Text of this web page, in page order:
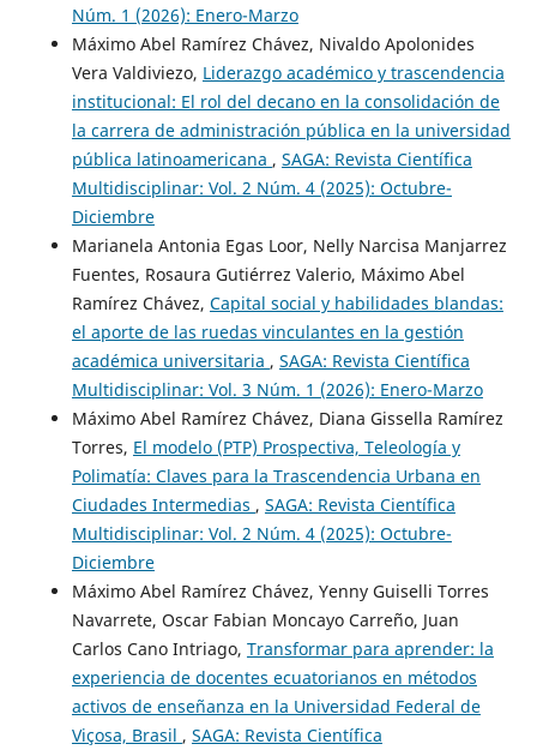
Núm. 1 (2026): Enero-Marzo
Máximo Abel Ramírez Chávez, Nivaldo Apolonides
Vera Valdiviezo, Liderazgo académico y trascendencia
institucional: El rol del decano en la consolidación de
la carrera de administración pública en la universidad
pública latinoamericana , SAGA: Revista Científica
Multidisciplinar: Vol. 2 Núm. 4 (2025): Octubre-
Diciembre
Marianela Antonia Egas Loor, Nelly Narcisa Manjarrez
Fuentes, Rosaura Gutiérrez Valerio, Máximo Abel
Ramírez Chávez, Capital social y habilidades blandas:
el aporte de las ruedas vinculantes en la gestión
académica universitaria , SAGA: Revista Científica
Multidisciplinar: Vol. 3 Núm. 1 (2026): Enero-Marzo
Máximo Abel Ramírez Chávez, Diana Gissella Ramírez
Torres, El modelo (PTP) Prospectiva, Teleología y
Polimatía: Claves para la Trascendencia Urbana en
Ciudades Intermedias , SAGA: Revista Científica
Multidisciplinar: Vol. 2 Núm. 4 (2025): Octubre-
Diciembre
Máximo Abel Ramírez Chávez, Yenny Guiselli Torres
Navarrete, Oscar Fabian Moncayo Carreño, Juan
Carlos Cano Intriago, Transformar para aprender: la
experiencia de docentes ecuatorianos en métodos
activos de enseñanza en la Universidad Federal de
Viçosa, Brasil , SAGA: Revista Científica